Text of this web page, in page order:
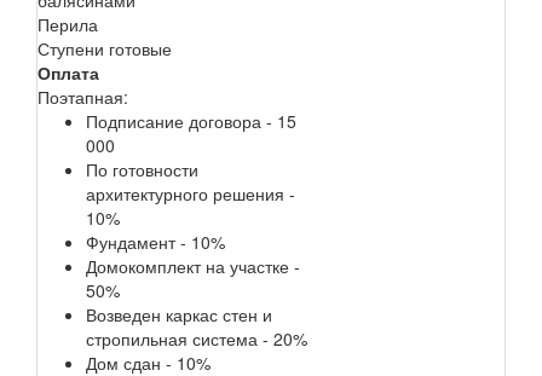
Перила
Ступени готовые
Оплата
Поэтапная:
Подписание договора - 15
000
По готовности
архитектурного решения -
10%
Фундамент - 10%
Домокомплект на участке -
50%
Возведен каркас стен и
стропильная система - 20%
Дом сдан - 10%